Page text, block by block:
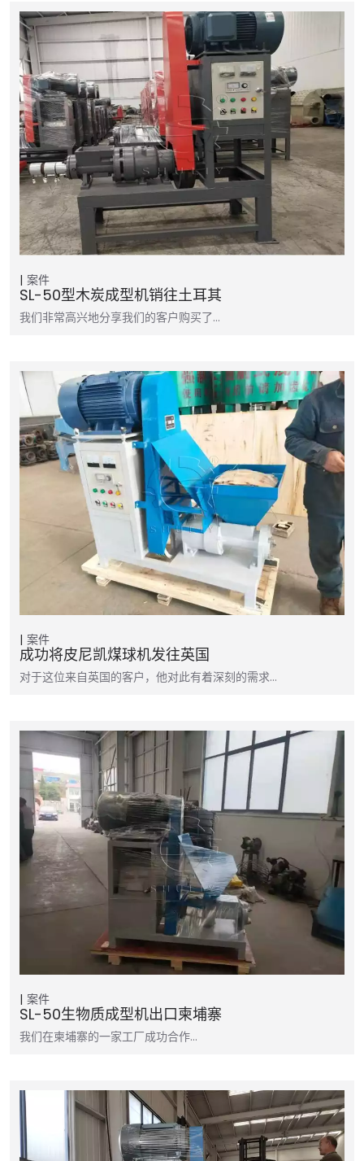
案件
SL-50型木炭成型机销往土耳其
我们非常高兴地分享我们的客户购买了…
案件
成功将皮尼凯煤球机发往英国
对于这位来自英国的客户，他对此有着深刻的需求…
案件
SL-50生物质成型机出口柬埔寨
我们在柬埔寨的一家工厂成功合作…